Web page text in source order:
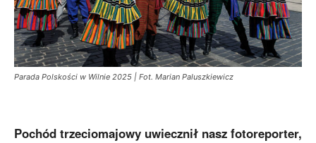
Parada Polskości w Wilnie 2025 | Fot. Marian Paluszkiewicz
Pochód trzeciomajowy uwiecznił nasz fotoreporter,